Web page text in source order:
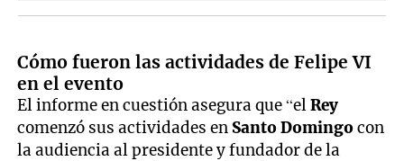
Cómo fueron las actividades de Felipe VI
en el evento
El informe en cuestión asegura que “elRey
comenzó sus actividades en Santo Domingocon
la audiencia al presidente y fundador de la